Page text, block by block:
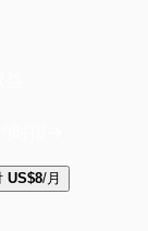
US$8/月